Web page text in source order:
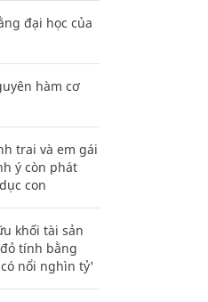
đại học của
hàm cơ
trai và em gái
ý còn phát
con
khối tài sản
tính bằng
nổi nghìn tỷ'